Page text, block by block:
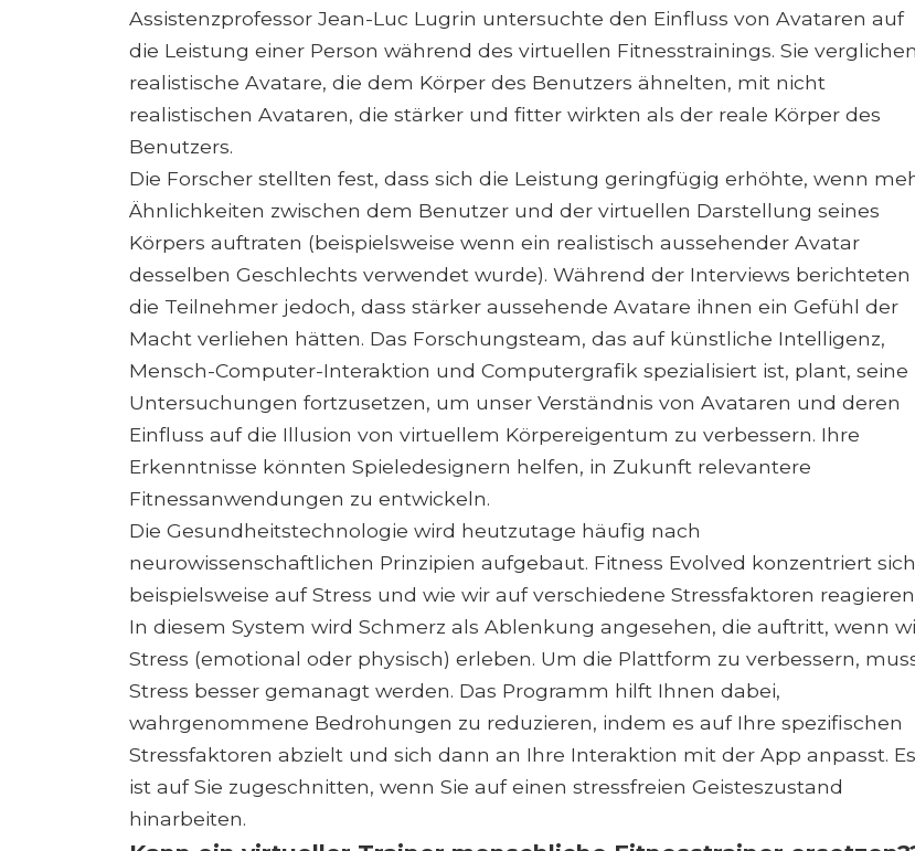
Assistenzprofessor Jean-Luc Lugrin untersuchte den Einfluss von Avataren auf
die Leistung einer Person während des virtuellen Fitnesstrainings. Sie verglichen
realistische Avatare, die dem Körper des Benutzers ähnelten, mit nicht
realistischen Avataren, die stärker und fitter wirkten als der reale Körper des
Benutzers.
Die Forscher stellten fest, dass sich die Leistung geringfügig erhöhte, wenn
Ähnlichkeiten zwischen dem Benutzer und der virtuellen Darstellung seines
Körpers auftraten (beispielsweise wenn ein realistisch aussehender Avatar
desselben Geschlechts verwendet wurde). Während der Interviews berichteten
die Teilnehmer jedoch, dass stärker aussehende Avatare ihnen ein Gefühl der
Macht verliehen hätten. Das Forschungsteam, das auf künstliche Intelligenz,
Mensch-Computer-Interaktion und Computergrafik spezialisiert ist, plant, seine
Untersuchungen fortzusetzen, um unser Verständnis von Avataren und deren
Einfluss auf die Illusion von virtuellem Körpereigentum zu verbessern. Ihre
Erkenntnisse könnten Spieledesignern helfen, in Zukunft relevantere
Fitnessanwendungen zu entwickeln.
Die Gesundheitstechnologie wird heutzutage häufig nach
neurowissenschaftlichen Prinzipien aufgebaut. Fitness Evolved konzentriert sich
beispielsweise auf Stress und wie wir auf verschiedene Stressfaktoren
In diesem System wird Schmerz als Ablenkung angesehen, die auftritt, wenn
Stress (emotional oder physisch) erleben. Um die Plattform zu verbessern,
Stress besser gemanagt werden. Das Programm hilft Ihnen dabei,
wahrgenommene Bedrohungen zu reduzieren, indem es auf Ihre spezifischen
Stressfaktoren abzielt und sich dann an Ihre Interaktion mit der App anpasst. Es
ist auf Sie zugeschnitten, wenn Sie auf einen stressfreien Geisteszustand
hinarbeiten.